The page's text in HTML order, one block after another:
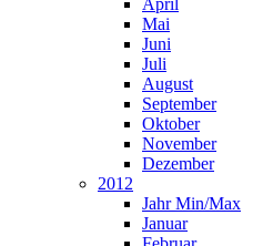
April
Mai
Juni
Juli
August
September
Oktober
November
Dezember
2012
Jahr Min/Max
Januar